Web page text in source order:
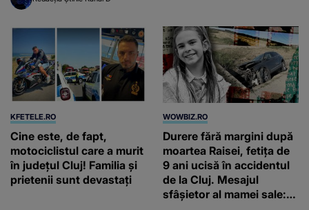
KFETELE.RO
Cine este, de fapt,
motociclistul care a murit
în județul Cluj! Familia și
prietenii sunt devastați
WOWBIZ.RO
Durere fără margini după
moartea Raisei, fetița de
9 ani ucisă în accidentul
de la Cluj. Mesajul
sfâșietor al mamei sale: